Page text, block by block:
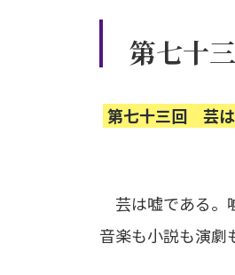
第七十
第七十三回 芸
芸は嘘である。
音楽も小説も演劇